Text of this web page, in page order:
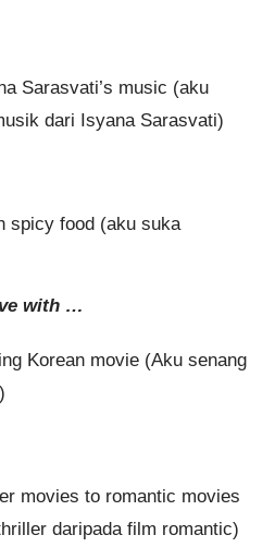
Sarasvati’s music (aku
dari Isyana Sarasvati)
spicy food (aku suka
with …
Korean movie (Aku senang
movies to romantic movies
daripada film romantic)